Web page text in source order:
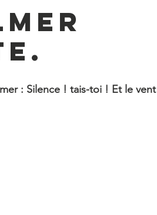
: Silence ! tais-toi ! Et le vent